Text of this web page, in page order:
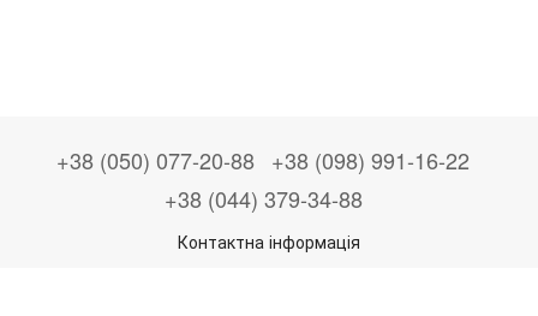
+38 (050) 077-20-88 +38 (098) 991-16-22
+38 (044) 379-34-88
Контактна інформація